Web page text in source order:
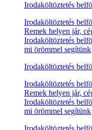
Irodaköltöztetés
Irodaköltöztetés
Remek helyen jár,
Irodaköltöztetés
mi örömmel segítünk
Irodaköltöztetés
Irodaköltöztetés
Remek helyen jár,
Irodaköltöztetés
mi örömmel segítünk